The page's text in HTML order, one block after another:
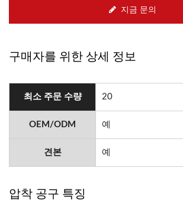
지금 문의
구매자를 위한 상세 정보
최소 주문 수량 20
OEM/ODM 예
견본 예
압착 공구 특징